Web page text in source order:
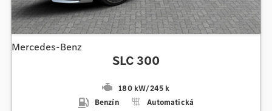
Mercedes-Benz
SLC 300
180 kW/245 k
Benzín
Automatická